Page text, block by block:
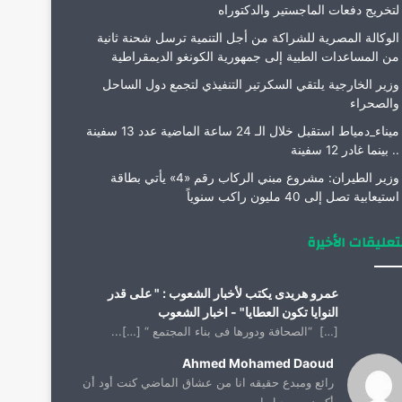
لتخريج دفعات الماجستير والدكتوراه
الوكالة المصرية للشراكة من أجل التنمية ترسل شحنة ثانية
من المساعدات الطبية إلى جمهورية الكونغو الديمقراطية
وزير الخارجية يلتقي السكرتير التنفيذي لتجمع دول الساحل
والصحراء
ميناء_دمياط استقبل خلال الـ 24 ساعة الماضية عدد 13 سفينة
.. بينما غادر 12 سفينة
وزير الطيران: مشروع مبني الركاب رقم «4» يأتي بطاقة
استيعابية تصل إلى 40 مليون راكب سنوياً
الأخيرة
عمرو هريدى يكتب لأخبار الشعوب : " على قدر
النوايا تكون العطايا" - اخبار الشعوب
[…] “الصحافة ودورها فى بناء المجتمع “ […]...
Ahmed Mohamed Daoud
رائع ومبدع حقيقه انا من عشاق الماضي كنت أود أن